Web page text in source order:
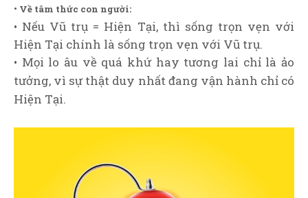
• Về tâm thức con người:
• Nếu Vũ trụ = Hiện Tại, thì sống trọn vẹn với
Hiện Tại chính là sống trọn vẹn với Vũ trụ.
• Mọi lo âu về quá khứ hay tương lai chỉ là ảo
tưởng, vì sự thật duy nhất đang vận hành chỉ có
Hiện Tại.